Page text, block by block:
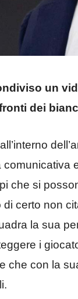
un
dei
che si
certo non
la sua
i
che con la